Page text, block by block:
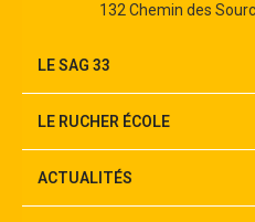
132 Chemin des
LE SAG 33
LE RUCHER ÉCOLE
ACTUALITÉS